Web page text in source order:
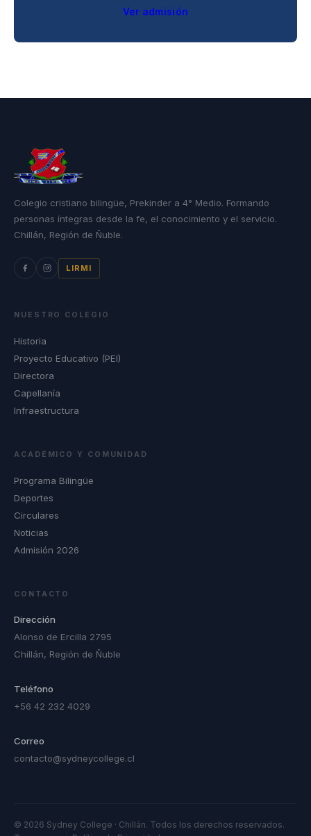
Ver admisión
Colegio cristiano bilingüe, Prekinder a 4° Medio. Formando
personas íntegras desde la fe, el conocimiento y el servicio.
Chillán, Región de Ñuble.
LIRMI
NUESTRO COLEGIO
Historia
Proyecto Educativo (PEI)
Directora
Capellanía
Infraestructura
ACADÉMICO Y COMUNIDAD
Programa Bilingüe
Deportes
Circulares
Noticias
Admisión 2026
CONTACTO
Dirección
Alonso de Ercilla 2795
Chillán, Región de Ñuble
Teléfono
+56 42 232 4029
Correo
contacto@sydneycollege.cl
© 2026 Sydney College · Chillán. Todos los derechos reservados.